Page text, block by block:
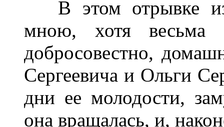
В этом отрывке из
мною, хотя весьма
добросовестно,
Сергеевича и Ольги
дни ее молодости,
она вращалась, и,